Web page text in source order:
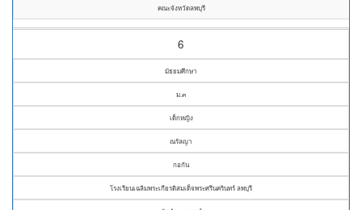
คณะจังหวัดลพบุรี
6
มัธยมศึกษา
ม.๓
เด็กหญิง
ณรัลญา
กอกัน
โรงเรียนเฉลิมพระเกียรติสมเด็จพระศรีนครินทร์ ลพบุรี